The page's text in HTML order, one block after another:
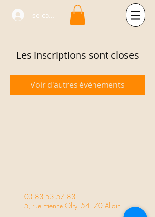
se connecter
Les inscriptions sont closes
Voir d'autres événements
03.83.53.57.83
5, rue Etienne Olry. 54170 Allain